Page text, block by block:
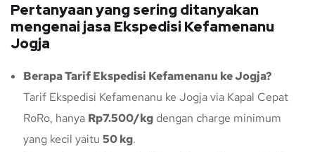
Pertanyaan yang sering ditanyakan
mengenai jasa Ekspedisi Kefamenanu
Jogja
Berapa Tarif Ekspedisi Kefamenanu ke Jogja?
Tarif Ekspedisi Kefamenanu ke Jogja via Kapal Cepat
RoRo, hanya Rp7.500/kg dengan charge minimum
yang kecil yaitu 50 kg.